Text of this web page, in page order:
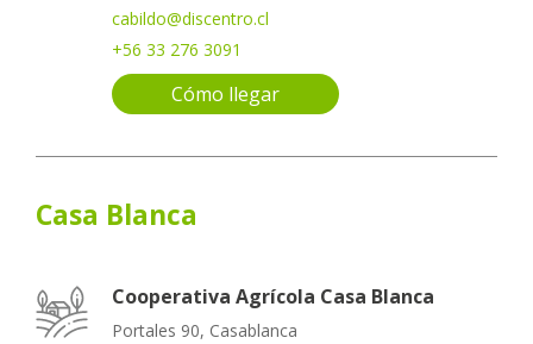
cabildo@discentro.cl
+56 33 276 3091
Cómo llegar
Casa Blanca
Cooperativa Agrícola Casa Blanca
Portales 90, Casablanca